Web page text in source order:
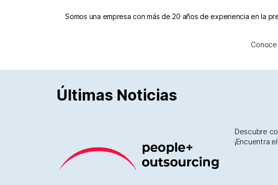
Somos una empresa con más de 20 años de experiencia en la
Conoce
Últimas Noticias
Descubre
¡Encuentra